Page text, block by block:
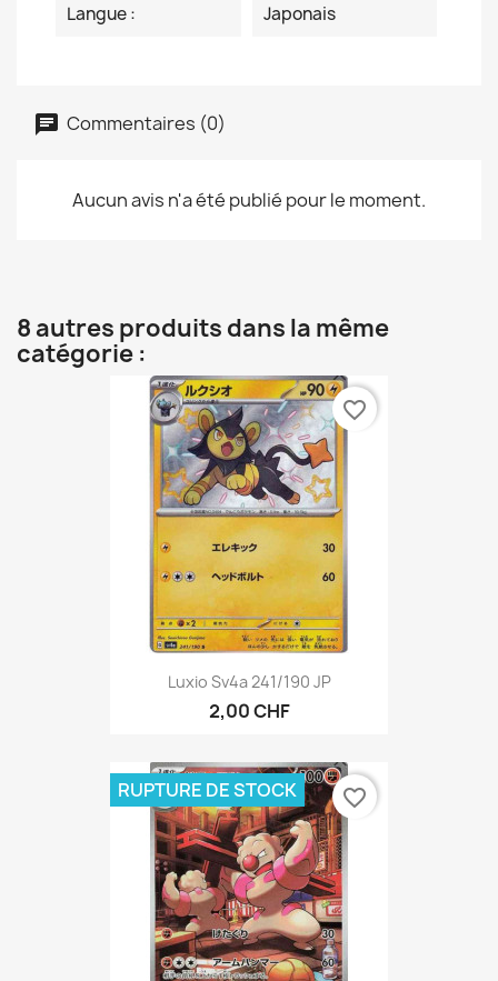
Langue : Japonais
Commentaires (0)
Aucun avis n'a été publié pour le moment.
8 autres produits dans la même
catégorie :
Luxio Sv4a 241/190 JP
2,00 CHF
favorite_border
RUPTURE DE STOCK favorite_border